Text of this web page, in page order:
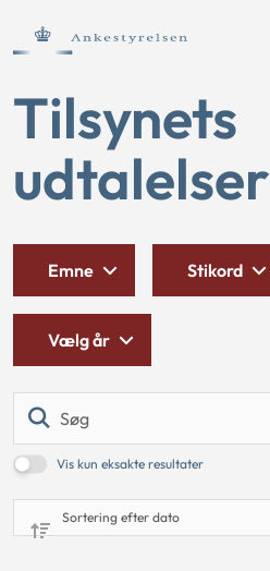
Tilsynets
udtalelser
Vis kun eksakte resultater
Emne Stikord
Vælg år